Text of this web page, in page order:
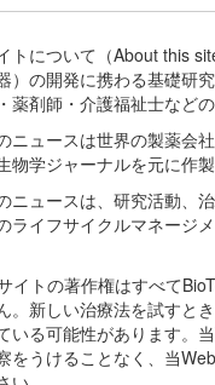
トについて（About this
）の開発に携わる基礎研
薬剤師・介護福祉士など
ニュースは世界の製薬会
物学ジャーナルを元に作製
ニュースは、研究活動、
ライフサイクルマネージ
イトの著作権はすべて
。新しい治療法を試すと
いる可能性があります。
をうけることなく、当